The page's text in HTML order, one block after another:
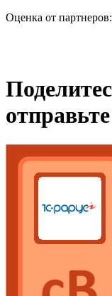
Оценка от